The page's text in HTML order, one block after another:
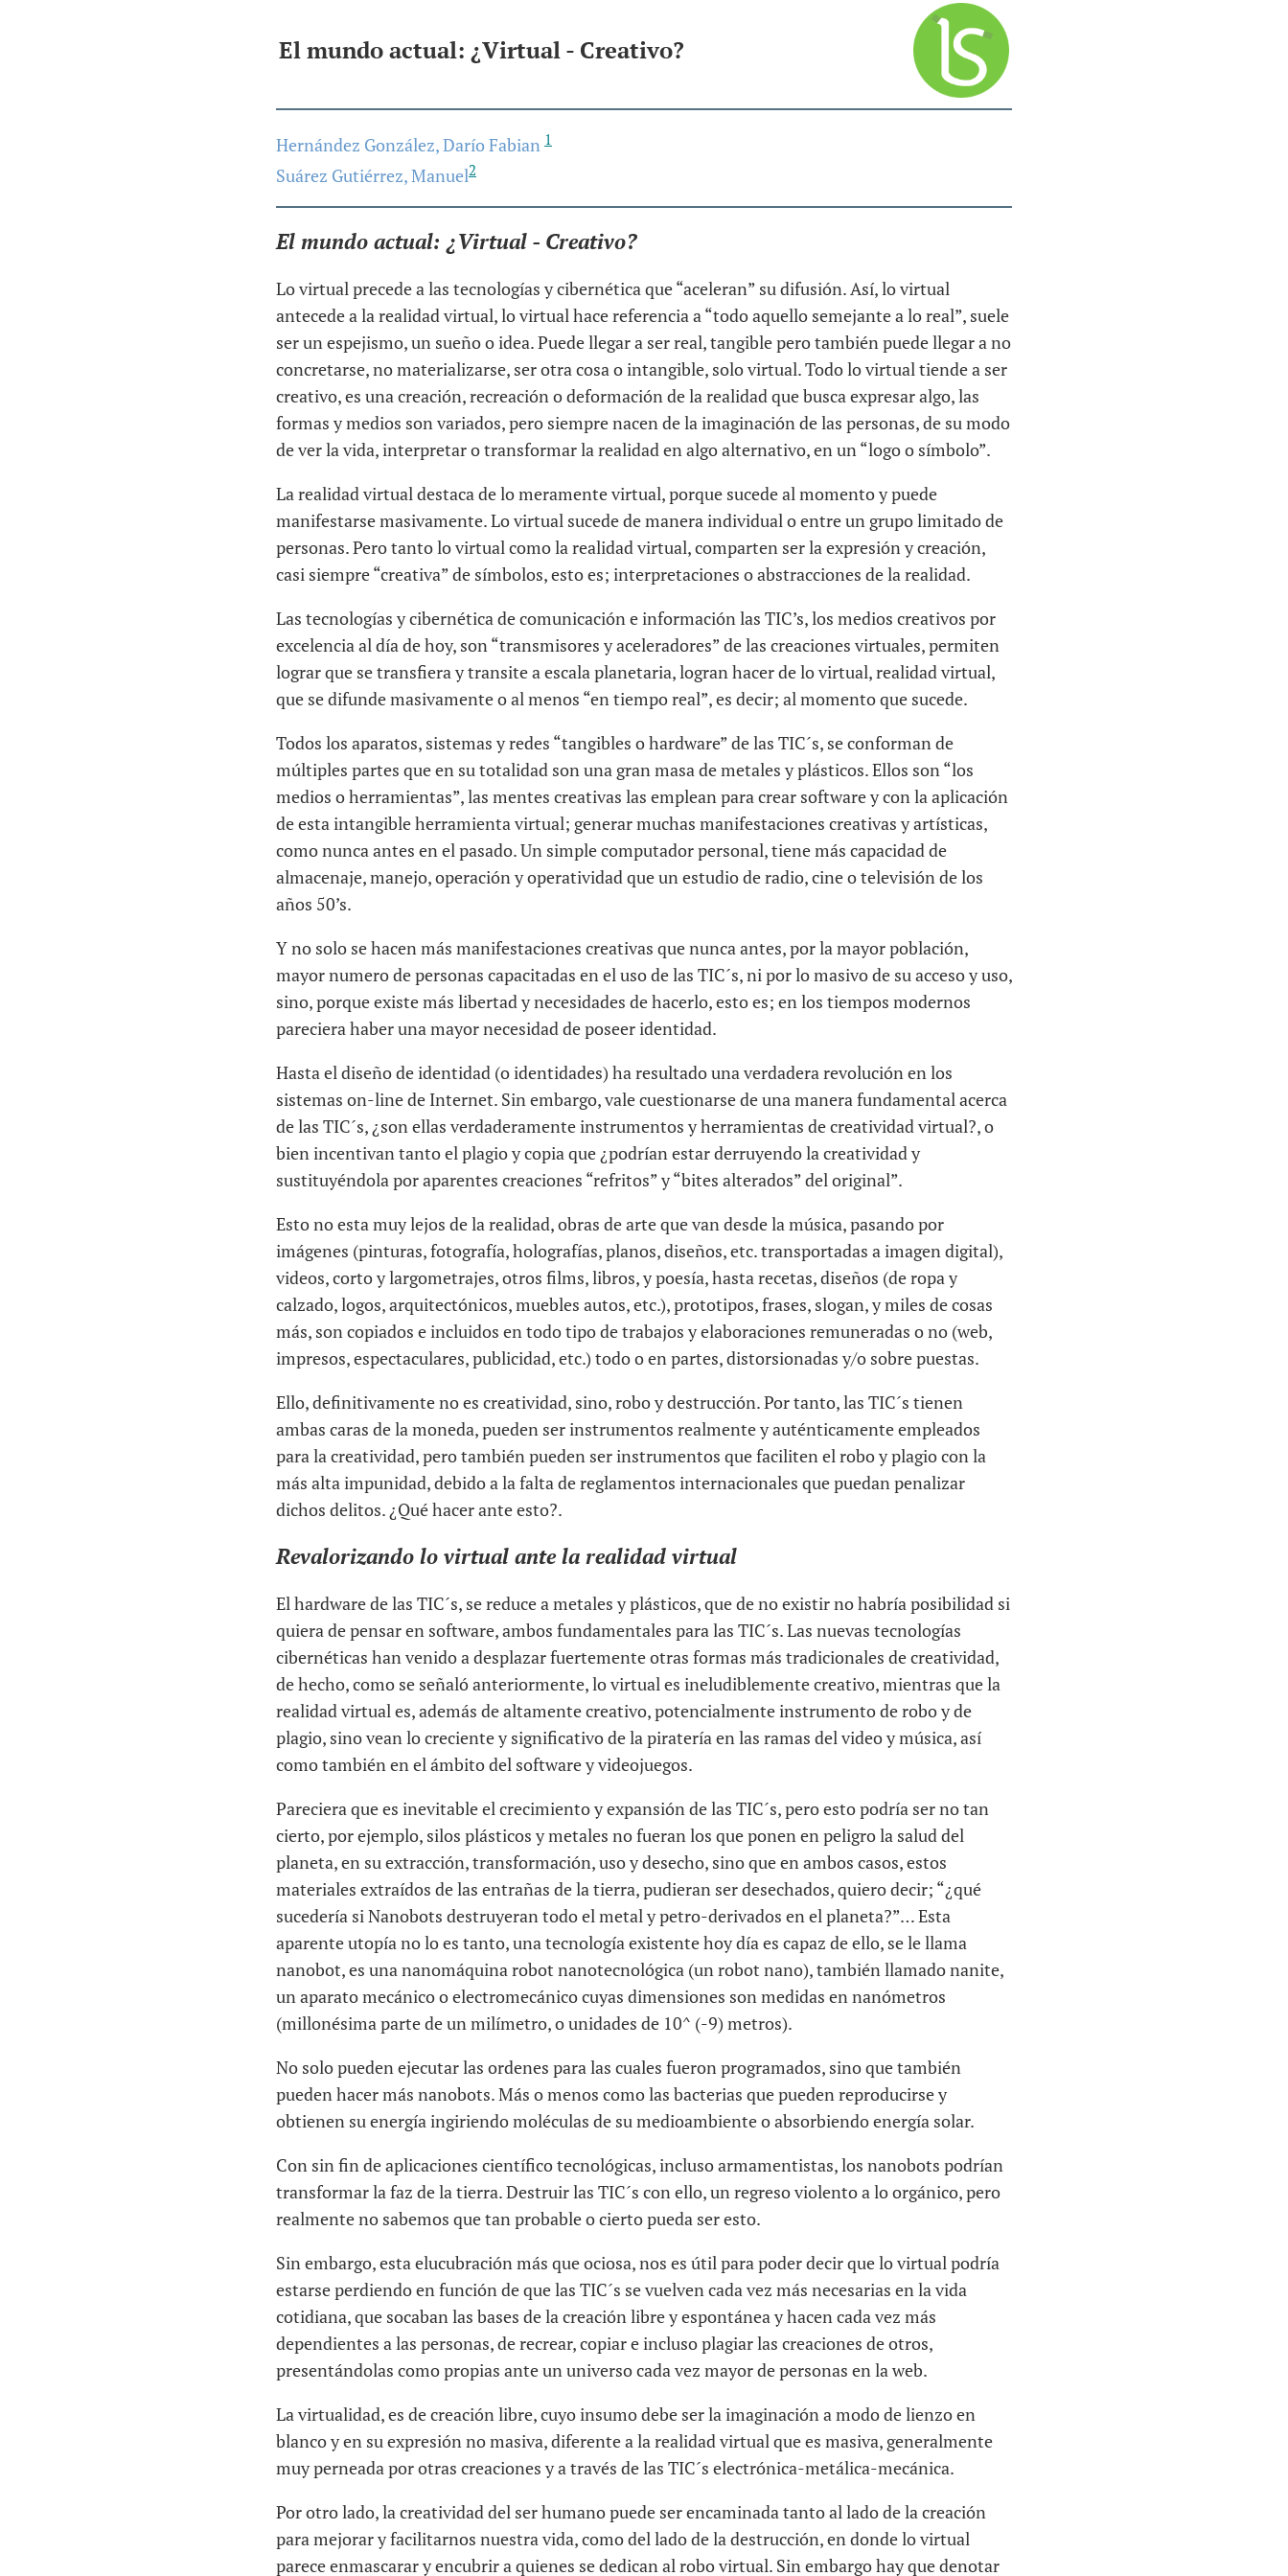
El mundo actual: ¿Virtual - Creativo?
Hernández González, Darío Fabian 1
Suárez Gutiérrez, Manuel2
El mundo actual: ¿Virtual - Creativo?
Lo virtual precede a las tecnologías y cibernética que “aceleran” su difusión. Así, lo virtual
antecede a la realidad virtual, lo virtual hace referencia a “todo aquello semejante a lo real”, suele
ser un espejismo, un sueño o idea. Puede llegar a ser real, tangible pero también puede llegar a no
concretarse, no materializarse, ser otra cosa o intangible, solo virtual. Todo lo virtual tiende a ser
creativo, es una creación, recreación o deformación de la realidad que busca expresar algo, las
formas y medios son variados, pero siempre nacen de la imaginación de las personas, de su modo
de ver la vida, interpretar o transformar la realidad en algo alternativo, en un “logo o símbolo”.
La realidad virtual destaca de lo meramente virtual, porque sucede al momento y puede
manifestarse masivamente. Lo virtual sucede de manera individual o entre un grupo limitado de
personas. Pero tanto lo virtual como la realidad virtual, comparten ser la expresión y creación,
casi siempre “creativa” de símbolos, esto es; interpretaciones o abstracciones de la realidad.
Las tecnologías y cibernética de comunicación e información las TIC’s, los medios creativos por
excelencia al día de hoy, son “transmisores y aceleradores” de las creaciones virtuales, permiten
lograr que se transfiera y transite a escala planetaria, logran hacer de lo virtual, realidad virtual,
que se difunde masivamente o al menos “en tiempo real”, es decir; al momento que sucede.
Todos los aparatos, sistemas y redes “tangibles o hardware” de las TIC´s, se conforman de
múltiples partes que en su totalidad son una gran masa de metales y plásticos. Ellos son “los
medios o herramientas”, las mentes creativas las emplean para crear software y con la aplicación
de esta intangible herramienta virtual; generar muchas manifestaciones creativas y artísticas,
como nunca antes en el pasado. Un simple computador personal, tiene más capacidad de
almacenaje, manejo, operación y operatividad que un estudio de radio, cine o televisión de los
años 50’s.
Y no solo se hacen más manifestaciones creativas que nunca antes, por la mayor población,
mayor numero de personas capacitadas en el uso de las TIC´s, ni por lo masivo de su acceso y uso,
sino, porque existe más libertad y necesidades de hacerlo, esto es; en los tiempos modernos
pareciera haber una mayor necesidad de poseer identidad.
Hasta el diseño de identidad (o identidades) ha resultado una verdadera revolución en los
sistemas on-line de Internet. Sin embargo, vale cuestionarse de una manera fundamental acerca
de las TIC´s, ¿son ellas verdaderamente instrumentos y herramientas de creatividad virtual?, o
bien incentivan tanto el plagio y copia que ¿podrían estar derruyendo la creatividad y
sustituyéndola por aparentes creaciones “refritos” y “bites alterados” del original”.
Esto no esta muy lejos de la realidad, obras de arte que van desde la música, pasando por
imágenes (pinturas, fotografía, holografías, planos, diseños, etc. transportadas a imagen digital),
videos, corto y largometrajes, otros films, libros, y poesía, hasta recetas, diseños (de ropa y
calzado, logos, arquitectónicos, muebles autos, etc.), prototipos, frases, slogan, y miles de cosas
más, son copiados e incluidos en todo tipo de trabajos y elaboraciones remuneradas o no (web,
impresos, espectaculares, publicidad, etc.) todo o en partes, distorsionadas y/o sobre puestas.
Ello, definitivamente no es creatividad, sino, robo y destrucción. Por tanto, las TIC´s tienen
ambas caras de la moneda, pueden ser instrumentos realmente y auténticamente empleados
para la creatividad, pero también pueden ser instrumentos que faciliten el robo y plagio con la
más alta impunidad, debido a la falta de reglamentos internacionales que puedan penalizar
dichos delitos. ¿Qué hacer ante esto?.
Revalorizando lo virtual ante la realidad virtual
El hardware de las TIC´s, se reduce a metales y plásticos, que de no existir no habría posibilidad si
quiera de pensar en software, ambos fundamentales para las TIC´s. Las nuevas tecnologías
cibernéticas han venido a desplazar fuertemente otras formas más tradicionales de creatividad,
de hecho, como se señaló anteriormente, lo virtual es ineludiblemente creativo, mientras que la
realidad virtual es, además de altamente creativo, potencialmente instrumento de robo y de
plagio, sino vean lo creciente y significativo de la piratería en las ramas del video y música, así
como también en el ámbito del software y videojuegos.
Pareciera que es inevitable el crecimiento y expansión de las TIC´s, pero esto podría ser no tan
cierto, por ejemplo, silos plásticos y metales no fueran los que ponen en peligro la salud del
planeta, en su extracción, transformación, uso y desecho, sino que en ambos casos, estos
materiales extraídos de las entrañas de la tierra, pudieran ser desechados, quiero decir; “¿qué
sucedería si Nanobots destruyeran todo el metal y petro-derivados en el planeta?”… Esta
aparente utopía no lo es tanto, una tecnología existente hoy día es capaz de ello, se le llama
nanobot, es una nanomáquina robot nanotecnológica (un robot nano), también llamado nanite,
un aparato mecánico o electromecánico cuyas dimensiones son medidas en nanómetros
(millonésima parte de un milímetro, o unidades de 10^ (-9) metros).
No solo pueden ejecutar las ordenes para las cuales fueron programados, sino que también
pueden hacer más nanobots. Más o menos como las bacterias que pueden reproducirse y
obtienen su energía ingiriendo moléculas de su medioambiente o absorbiendo energía solar.
Con sin fin de aplicaciones científico tecnológicas, incluso armamentistas, los nanobots podrían
transformar la faz de la tierra. Destruir las TIC´s con ello, un regreso violento a lo orgánico, pero
realmente no sabemos que tan probable o cierto pueda ser esto.
Sin embargo, esta elucubración más que ociosa, nos es útil para poder decir que lo virtual podría
estarse perdiendo en función de que las TIC´s se vuelven cada vez más necesarias en la vida
cotidiana, que socaban las bases de la creación libre y espontánea y hacen cada vez más
dependientes a las personas, de recrear, copiar e incluso plagiar las creaciones de otros,
presentándolas como propias ante un universo cada vez mayor de personas en la web.
La virtualidad, es de creación libre, cuyo insumo debe ser la imaginación a modo de lienzo en
blanco y en su expresión no masiva, diferente a la realidad virtual que es masiva, generalmente
muy perneada por otras creaciones y a través de las TIC´s electrónica-metálica-mecánica.
Por otro lado, la creatividad del ser humano puede ser encaminada tanto al lado de la creación
para mejorar y facilitarnos nuestra vida, como del lado de la destrucción, en donde lo virtual
parece enmascarar y encubrir a quienes se dedican al robo virtual. Sin embargo hay que denotar